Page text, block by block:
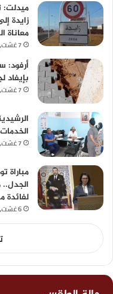
ميدلت:
زايدة
معاناة
7 غشت، 2026
أرفود:
بإيفاد
7 غشت، 2026
7 غشت، 2026
مباراة
لفائدة
6 غشت، 2026